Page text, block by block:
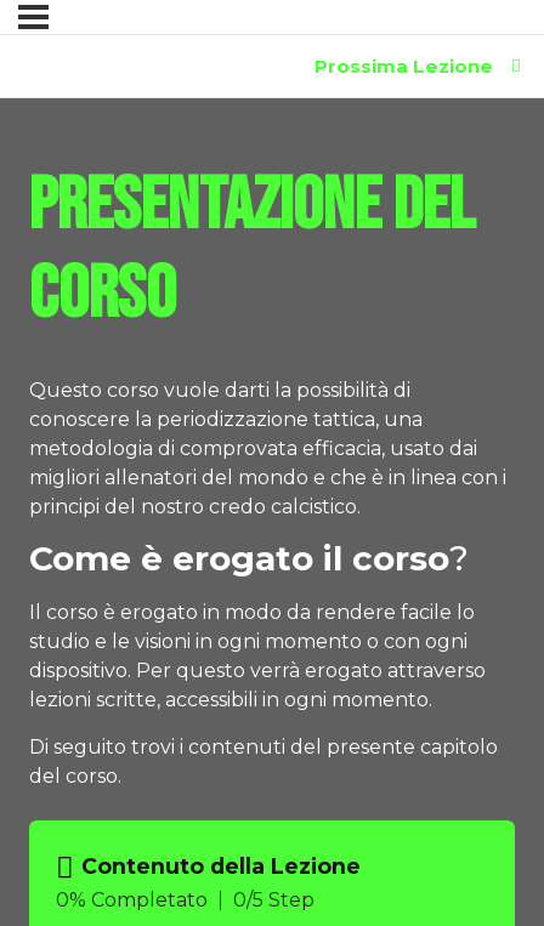
Prossima Lezione
Presentazione del
Corso
Questo corso vuole darti la possibilità di
conoscere la periodizzazione tattica, una
metodologia di comprovata efficacia, usato dai
migliori allenatori del mondo e che è in linea con i
principi del nostro credo calcistico.
Come è erogato il corso?
Il corso è erogato in modo da rendere facile lo
studio e le visioni in ogni momento o con ogni
dispositivo. Per questo verrà erogato attraverso
lezioni scritte, accessibili in ogni momento.
Di seguito trovi i contenuti del presente capitolo
del corso.
Contenuto della Lezione
0% Completato 0/5 Step